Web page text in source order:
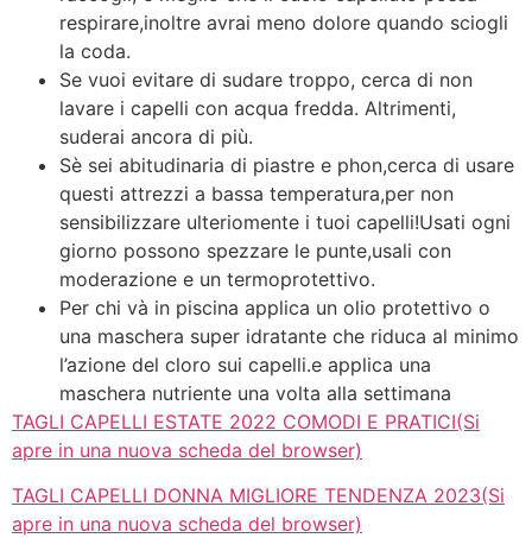
respirare,inoltre avrai meno dolore quando sciogli
la coda.
Se vuoi evitare di sudare troppo, cerca di non
lavare i capelli con acqua fredda. Altrimenti,
suderai ancora di più.
Sè sei abitudinaria di piastre e phon,cerca di usare
questi attrezzi a bassa temperatura,per non
sensibilizzare ulteriomente i tuoi capelli!Usati ogni
giorno possono spezzare le punte,usali con
moderazione e un termoprotettivo.
Per chi và in piscina applica un olio protettivo o
una maschera super idratante che riduca al minimo
l’azione del cloro sui capelli.e applica una
maschera nutriente una volta alla settimana
TAGLI CAPELLI ESTATE 2022 COMODI E PRATICI(Si
apre in una nuova scheda del browser)
TAGLI CAPELLI DONNA MIGLIORE TENDENZA 2023(Si
apre in una nuova scheda del browser)